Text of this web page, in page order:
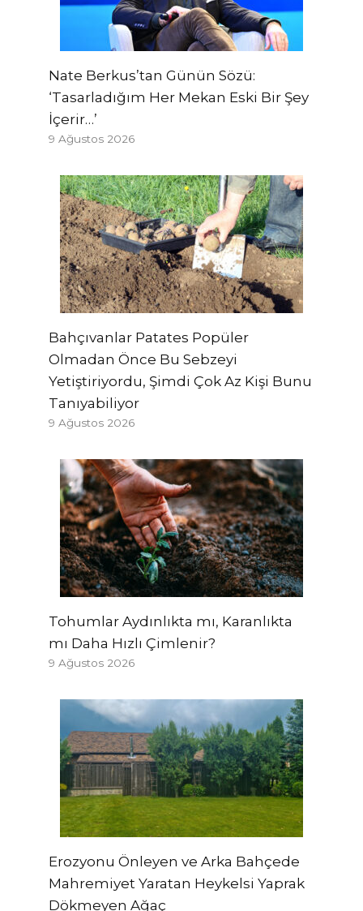
Nate Berkus’tan Günün Sözü:
‘Tasarladığım Her Mekan Eski Bir Şey
İçerir…’
9 Ağustos 2026
Bahçıvanlar Patates Popüler
Olmadan Önce Bu Sebzeyi
Yetiştiriyordu, Şimdi Çok Az Kişi Bunu
Tanıyabiliyor
9 Ağustos 2026
Tohumlar Aydınlıkta mı, Karanlıkta
mı Daha Hızlı Çimlenir?
9 Ağustos 2026
Erozyonu Önleyen ve Arka Bahçede
Mahremiyet Yaratan Heykelsi Yaprak
Dökmeyen Ağaç